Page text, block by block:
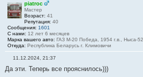
piatroc
Мастер
Возраст: 41
Репутация: 40
Сообщения: 1601
С нами: 12 лет 6 месяцев
Марка вашего авто: ГАЗ М-20 Победа, 1954 г.в., Ныса-
Откуда: Республика Беларусь г. Климовичи
о
11.12.2024, 21:37
Да эти. Теперь все прояснилось)))